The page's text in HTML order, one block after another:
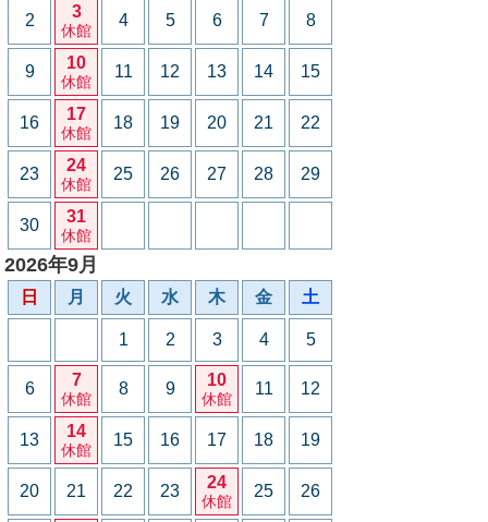
2 3
休館
4 5 6 7 8
9 10
休館
11 12 13 14 15
16 17
休館
18 19 20 21 22
23 24
休館
25 26 27 28 29
30 31
休館
2026年9月
日 月 火 水 木 金 土
1 2 3 4 5
6 7
休館
8 9 10
休館
11 12
13 14
休館
15 16 17 18 19
20 21 22 23 24
休館
25 26